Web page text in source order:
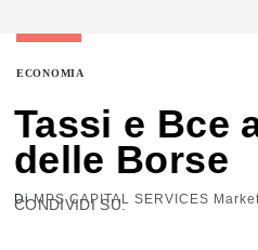
ECONOMIA
Tassi e Bce
delle Borse
DiMPS CAPITAL SERVICES
CONDIVIDI SU: